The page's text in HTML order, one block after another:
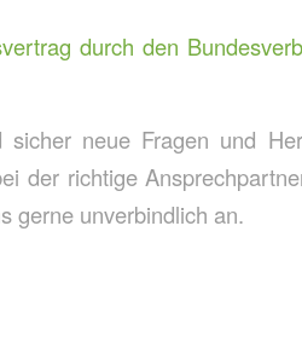
durch den
neue Fragen und
der richtige
gerne unverbindlich an.